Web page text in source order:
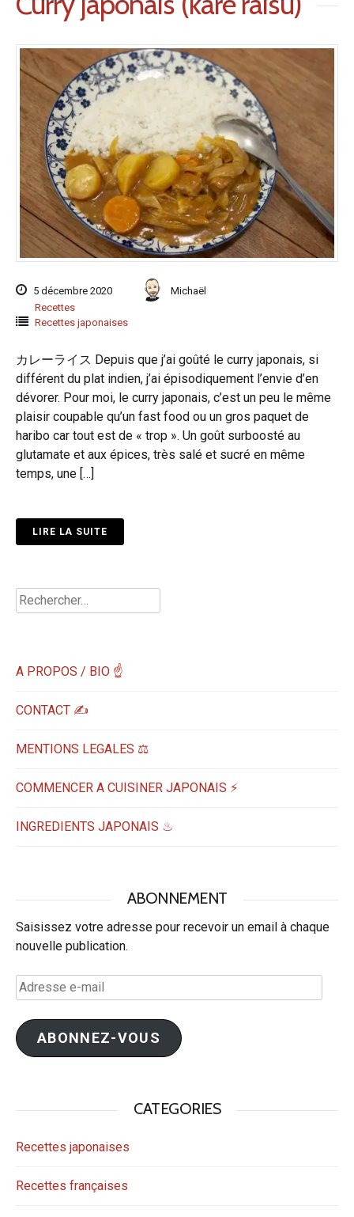
5 décembre 2020
Michaël
Recettes
Recettes japonaises
カレーライス Depuis que j’ai goûté le curry japonais, si
différent du plat indien, j’ai épisodiquement l’envie d’en
dévorer. Pour moi, le curry japonais, c’est un peu le même
plaisir coupable qu’un fast food ou un gros paquet de
haribo car tout est de « trop ». Un goût surboosté au
glutamate et aux épices, très salé et sucré en même
temps, une […]
LIRE LA SUITE
Rechercher :
A PROPOS / BIO ☝
CONTACT ✍️
MENTIONS LEGALES ⚖️
COMMENCER A CUISINER JAPONAIS ⚡
INGREDIENTS JAPONAIS ♨
ABONNEMENT
Saisissez votre adresse pour recevoir un email à chaque
nouvelle publication.
Adresse
e-
mail
ABONNEZ-VOUS
CATEGORIES
Recettes japonaises
Recettes françaises